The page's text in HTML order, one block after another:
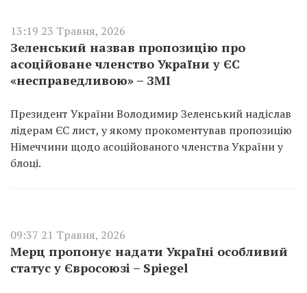
13:19 23 Травня, 2026
Зеленський назвав пропозицію про
асоційоване членство України у ЄС
«несправедливою» – ЗМІ
Президент України Володимир Зеленський надіслав
лідерам ЄС лист, у якому прокоментував пропозицію
Німеччини щодо асоційованого членства України у
блоці.
09:37 21 Травня, 2026
Мерц пропонує надати Україні особливий
статус у Євросоюзі – Spiegel